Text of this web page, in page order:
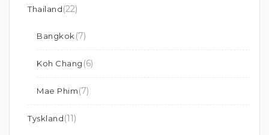
Thailand(22)
Bangkok (7)
Koh Chang (6)
Mae Phim(7)
Tyskland(11)